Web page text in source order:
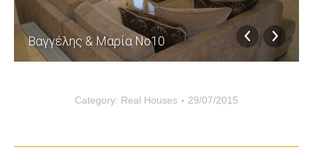
Βαγγέλης & Μαρία Νο10
Category: Real Houses 29/07/2015